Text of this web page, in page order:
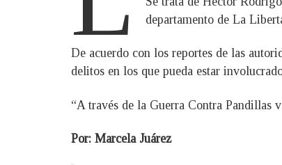
departamento de La
De acuerdo con los reportes de las
delitos en los que pueda estar
“A través de la Guerra Contra Pandillas
Por: Marcela Juárez